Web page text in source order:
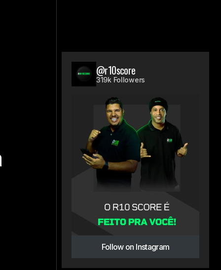
@r10score
319k Followers
Follow on Instagram